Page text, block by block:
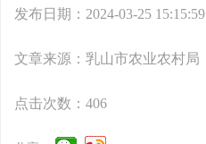
发布日期：2024-03-25 15:15:59
文章来源：乳山市农业农村局
点击次数： 406